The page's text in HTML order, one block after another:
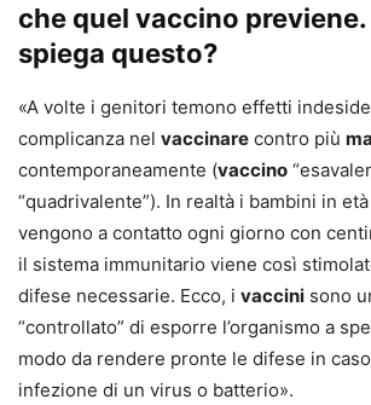
che quel vaccino previene.
spiega questo?
«A volte i genitori temono effetti
complicanza nel vaccinare contro più
contemporaneamente (vaccino
“quadrivalente”). In realtà i bambini in
vengono a contatto ogni giorno con
il sistema immunitario viene così
difese necessarie. Ecco, i vaccini sono
“controllato” di esporre l’organismo a
modo da rendere pronte le difese in
infezione di un virus o batterio».